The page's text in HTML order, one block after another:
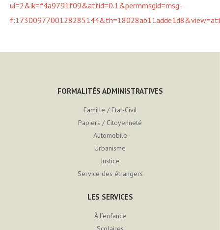
ui=2&ik=f4a9791f09&attid=0.1&permmsgid=msg-
FORMALITÉS ADMINISTRATIVES
Famille / Etat-Civil
Papiers / Citoyenneté
Automobile
Urbanisme
Justice
Service des étrangers
LES SERVICES
À l’enfance